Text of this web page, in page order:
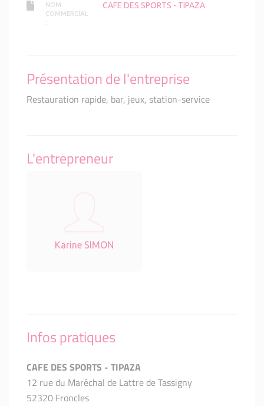
NOM
COMMERCIAL
:
CAFE DES SPORTS - TIPAZA
Présentation de l'entreprise
Restauration rapide, bar, jeux, station-service
L'entrepreneur
Karine SIMON
Infos pratiques
CAFE DES SPORTS - TIPAZA
12 rue du Maréchal de Lattre de Tassigny
52320 Froncles